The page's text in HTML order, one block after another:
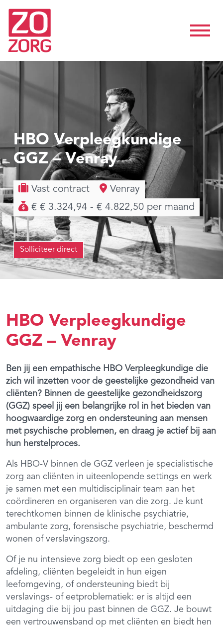
HBO Verpleegkundige
GGZ – Venray
Vast contract
Venray
€ € 3.324,94 - € 4.822,50 per maand
Solliciteer direct
HBO Verpleegkundige
GGZ – Venray
Ben jij een empathische HBO Verpleegkundige die
zich wil inzetten voor de geestelijke gezondheid van
cliënten? Binnen de geestelijke gezondheidszorg
(GGZ) speel jij een belangrijke rol in het bieden van
hoogwaardige zorg en ondersteuning aan mensen
met psychische problemen, en draag je actief bij aan
hun herstelproces.
Als HBO-V binnen de GGZ verleen je specialistische
zorg aan cliënten in uiteenlopende settings en werk
je samen met een multidisciplinair team aan het
coördineren en organiseren van die zorg. Je kunt
terechtkomen binnen de klinische psychiatrie,
ambulante zorg, forensische psychiatrie, beschermd
wonen of verslavingszorg.
Of je nu intensieve zorg biedt op een gesloten
afdeling, cliënten begeleidt in hun eigen
leefomgeving, of ondersteuning biedt bij
verslavings- of eetproblematiek: er is altijd een
uitdaging die bij jou past binnen de GGZ. Je bouwt
een vertrouwensband op met cliënten en biedt hen